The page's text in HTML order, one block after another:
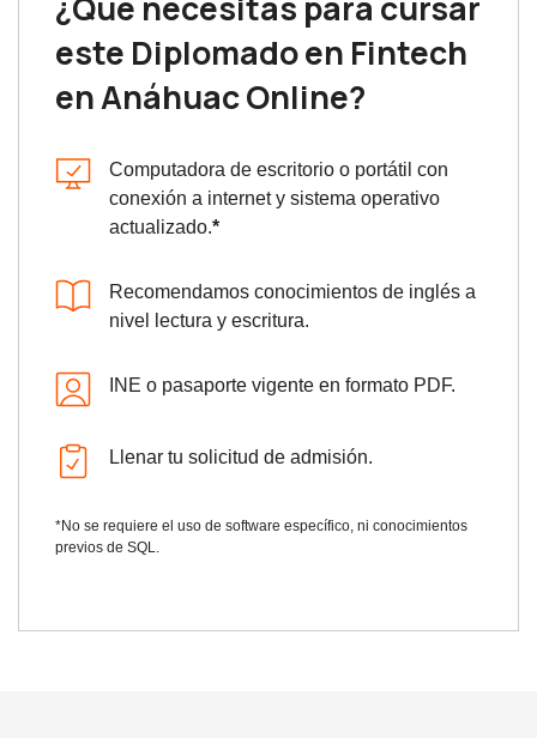
¿Qué necesitas para cursar
este Diplomado en Fintech
en Anáhuac Online?
Computadora de escritorio o portátil con
conexión a internet y sistema operativo
actualizado.*
Recomendamos conocimientos de inglés a
nivel lectura y escritura.
INE o pasaporte vigente en formato PDF.
Llenar tu solicitud de admisión.
*No se requiere el uso de software específico, ni conocimientos
previos de SQL.